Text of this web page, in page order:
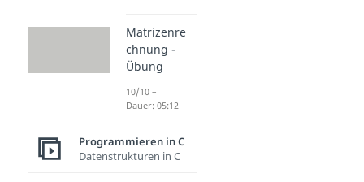
Matrizenre
chnung -
Übung
10/10 –
Dauer: 05:12
Programmieren in C
Datenstrukturen in C